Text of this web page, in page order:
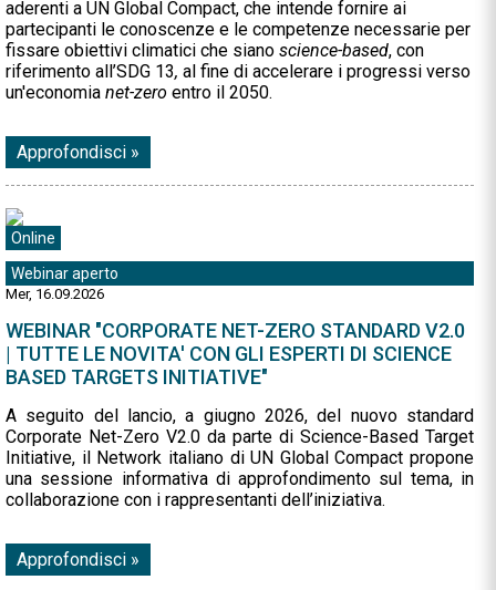
aderenti a UN Global Compact, che intende fornire ai
partecipanti le conoscenze e le competenze necessarie per
fissare obiettivi climatici che siano science-based, con
riferimento all’SDG 13, al fine di accelerare i progressi verso
un'economia net-zero entro il 2050.
Approfondisci »
Mer, 16.09.2026
WEBINAR "CORPORATE NET-ZERO STANDARD V2.0
| TUTTE LE NOVITA' CON GLI ESPERTI DI SCIENCE
BASED TARGETS INITIATIVE"
A seguito del lancio, a giugno 2026, del nuovo standard
Corporate Net-Zero V2.0 da parte di Science-Based Target
Initiative, il Network italiano di UN Global Compact propone
una sessione informativa di approfondimento sul tema, in
collaborazione con i rappresentanti dell’iniziativa.
Approfondisci »
Online
Webinar aperto